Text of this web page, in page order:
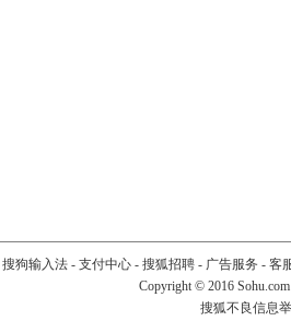
搜狗输入法- 支付中心- 搜狐招聘- 广告服务 - 客
Copyright © 2016
搜狐不良信息